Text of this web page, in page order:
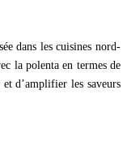
dans les cuisines nord-
la polenta en termes de
d’amplifier les saveurs